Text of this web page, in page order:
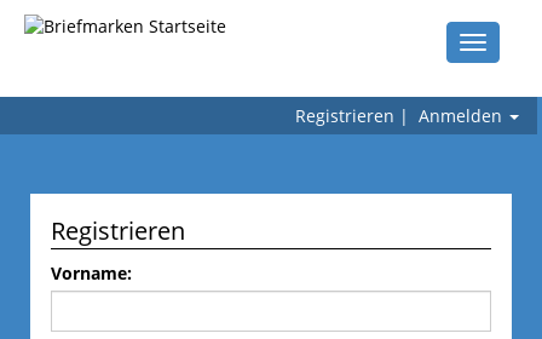
Toggle
Registrieren | Anmelden
Registrieren
Vorname: